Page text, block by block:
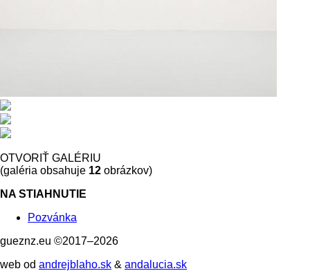
OTVORIŤ GALÉRIU
(galéria obsahuje 12 obrázkov)
NA STIAHNUTIE
Pozvánka
gueznz.eu ©2017–2026
web od andrejblaho.sk & andalucia.sk